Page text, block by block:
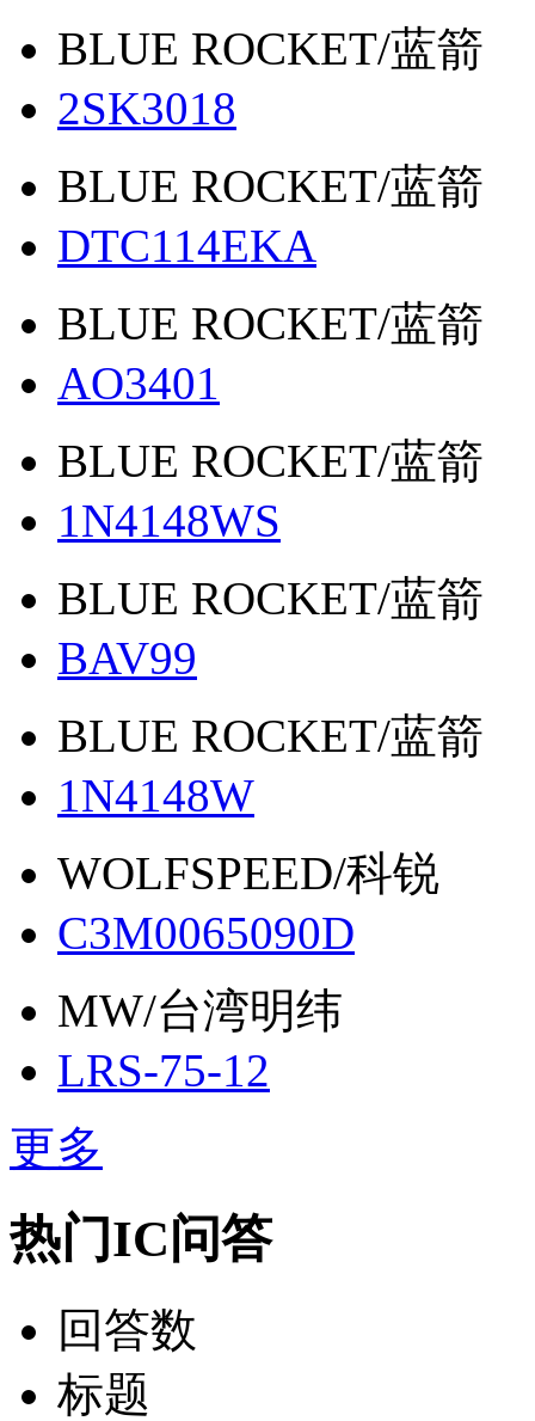
BLUE ROCKET/蓝箭
2SK3018
BLUE ROCKET/蓝箭
DTC114EKA
BLUE ROCKET/蓝箭
AO3401
BLUE ROCKET/蓝箭
1N4148WS
BLUE ROCKET/蓝箭
BAV99
BLUE ROCKET/蓝箭
1N4148W
WOLFSPEED/科锐
C3M0065090D
MW/台湾明纬
LRS-75-12
更多
热门IC问答
回答数
标题